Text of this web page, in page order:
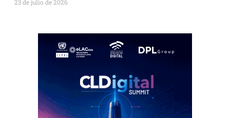
23 de julio de 2026